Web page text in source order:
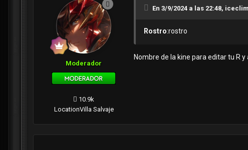
Moderador
10.9k
LocationVilla Salvaje
En 3/9/2024 a las 22:48,
Rostro:rostro
Nombre de la kine para editar tu R